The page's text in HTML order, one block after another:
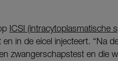
ICSI (intracytoplasmatische
en in de eicel injecteert. “Na
zwangerschapstest en die